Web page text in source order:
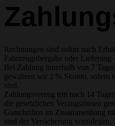
Rechnungen sind sofort nach
Fahrzeugübergabe oder Lieferung
Bei Zahlung innerhalb von 7
gewähren wir 2 % Skonto, sofern
sind.
Zahlungsverzug tritt nach 14
die gesetzlichen Verzugszinsen
Gutschriften im Zusammenhang
sind der Versicherung vorzulegen.